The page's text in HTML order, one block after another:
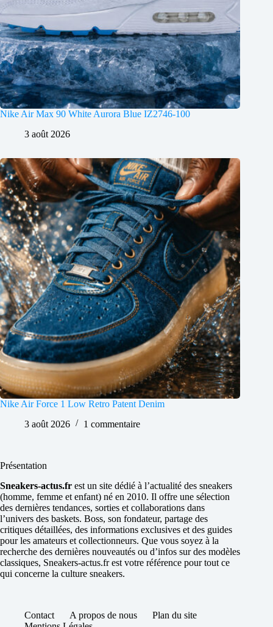
Nike Air Max 90 White Aurora Blue IZ2746-100
3 août 2026
Nike Air Force 1 Low Retro Patent Denim
3 août 2026
1 commentaire
Présentation
Sneakers-actus.fr est un site dédié à l’actualité des sneakers
(homme, femme et enfant) né en 2010. Il offre une sélection
des dernières tendances, sorties et collaborations dans
l’univers des baskets. Boss, son fondateur, partage des
critiques détaillées, des informations exclusives et des guides
pour les amateurs et collectionneurs. Que vous soyez à la
recherche des dernières nouveautés ou d’infos sur des modèles
classiques, Sneakers-actus.fr est votre référence pour tout ce
qui concerne la culture sneakers.
Contact A propos de nous
Plan du site